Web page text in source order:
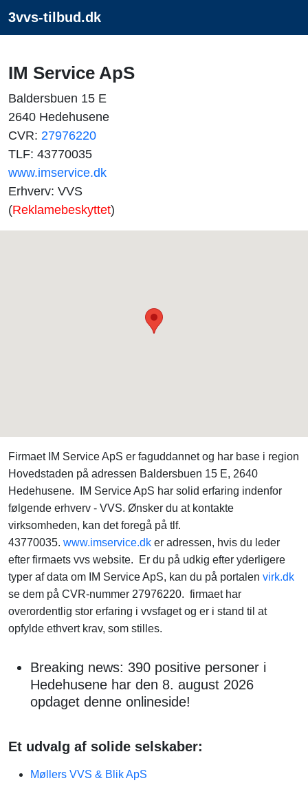
3vvs-tilbud.dk
IM Service ApS
Baldersbuen 15 E
2640 Hedehusene
CVR: 27976220
TLF: 43770035
www.imservice.dk
Erhverv: VVS
(Reklamebeskyttet)
Firmaet IM Service ApS er faguddannet og har base i region
Hovedstaden på adressen Baldersbuen 15 E, 2640
Hedehusene. IM Service ApS har solid erfaring indenfor
følgende erhverv - VVS. Ønsker du at kontakte
virksomheden, kan det foregå på tlf.
43770035. www.imservice.dk er adressen, hvis du leder
efter firmaets vvs website. Er du på udkig efter yderligere
typer af data om IM Service ApS, kan du på portalen virk.dk
se dem på CVR-nummer 27976220. firmaet har
overordentlig stor erfaring i vvsfaget og er i stand til at
opfylde ethvert krav, som stilles.
Breaking news: 390 positive personer i
Hedehusene har den 8. august 2026
opdaget denne onlineside!
Et udvalg af solide selskaber:
Møllers VVS & Blik ApS